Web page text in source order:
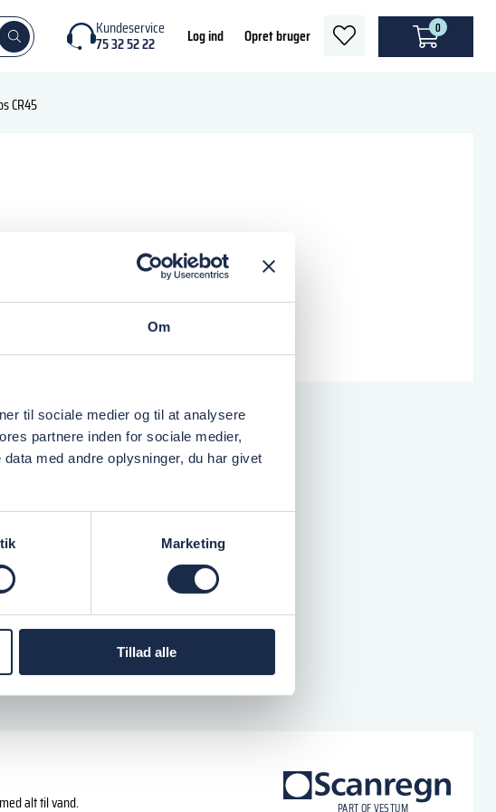
Om
til sociale medier og til at analysere
partnere inden for sociale medier,
med andre oplysninger, du har givet
Marketing
Tillad alle
Kundeservice
75 32 52 22 Log ind Opret bruger
heart
0
CR45
alt til vand.
PARTOF VESTUM
logo